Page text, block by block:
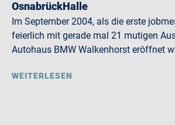
OsnabrückHalle
Im September 2004, als die erste
feierlich mit gerade mal 21 mutigen
Autohaus BMW Walkenhorst eröffnet
WEITERLESEN